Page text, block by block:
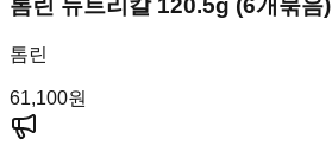
톰린 뉴트리칼 120.5g (6개묶음)
톰린
61,100원